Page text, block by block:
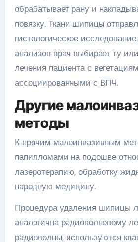
обрабатывает рану и
повязку. Ткани шипицы
гистологическое
анализов врач выбирает ту
лечения пациента с
ассоциированными с ВПЧ.
Другие
методы
К прочим малоинвазивным
папилломами на подошве
лазеротерапию, обработку
народную медицину.
Процедура удаления шипицы
аналогична радиоволновому
радиоволны, используются